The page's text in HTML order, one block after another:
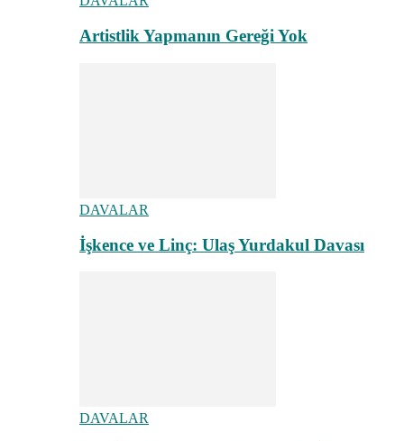
Artistlik Yapmanın Gereği Yok
DAVALAR
İşkence ve Linç: Ulaş Yurdakul Davası
DAVALAR